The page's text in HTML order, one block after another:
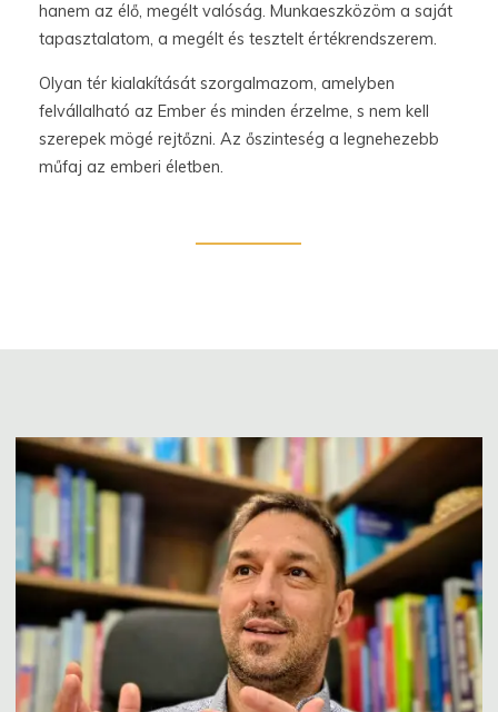
hanem az élő, megélt valóság. Munkaeszközöm a saját
tapasztalatom, a megélt és tesztelt értékrendszerem.
Olyan tér kialakítását szorgalmazom, amelyben
felvállalható az Ember és minden érzelme, s nem kell
szerepek mögé rejtőzni. Az őszinteség a legnehezebb
műfaj az emberi életben.